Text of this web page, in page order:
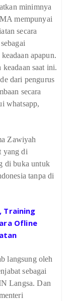
minimnya
mempunyai
secara
apapun.
saat ini.
dari pengurus
secara
whatsapp,
Zawiyah
yang di
di buka untuk
tanpa di
Training
Ofline
langsung oleh
sebagai
Langsa. Dan